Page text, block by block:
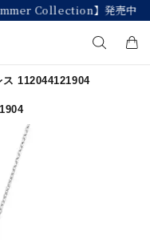
】発売中
ーワードで検索する
フト
112044121904